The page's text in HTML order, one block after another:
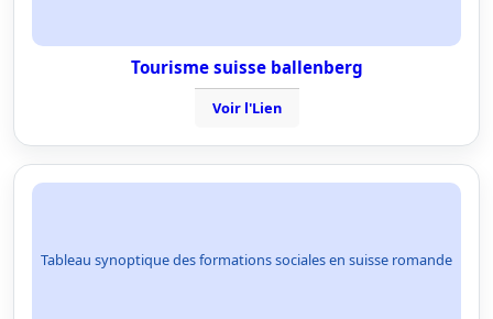
Tourisme suisse ballenberg
Voir l'Lien
Tableau synoptique des formations sociales en suisse romande